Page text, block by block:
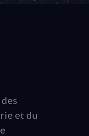
et du